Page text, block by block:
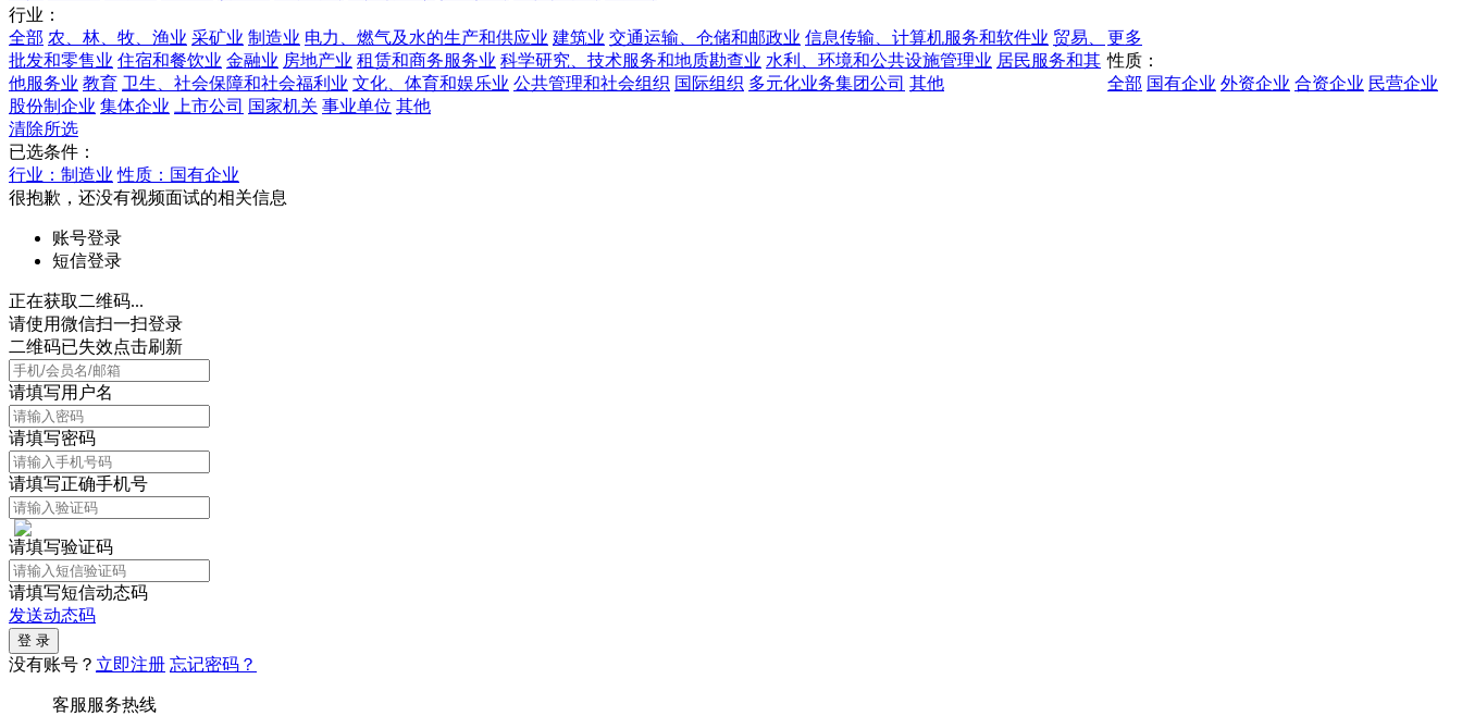
行业：
全部 农、林、牧、渔业 采矿业 制造业 电力、燃气及水的生产和供应业 建筑业 交通运输、仓储和邮政业 信息传输、计算机服务和软件业 贸易、
批发和零售业 住宿和餐饮业 金融业 房地产业 租赁和商务服务业 科学研究、技术服务和地质勘查业 水利、环境和公共设施管理业 居民服务和其
他服务业 教育 卫生、社会保障和社会福利业 文化、体育和娱乐业 公共管理和社会组织 国际组织 多元化业务集团公司 其他
更多
性质：
全部 国有企业 外资企业 合资企业 民营企业
股份制企业 集体企业 上市公司 国家机关 事业单位 其他
清除所选
已选条件：
行业：制造业 性质：国有企业
很抱歉，还没有视频面试的相关信息
账号登录
短信登录
正在获取二维码...
请使用微信扫一扫登录
二维码已失效点击刷新
请填写用户名
请填写密码
请填写正确手机号
请填写验证码
请填写短信动态码
发送动态码
没有账号？ 立即注册 忘记密码？
客服服务热线